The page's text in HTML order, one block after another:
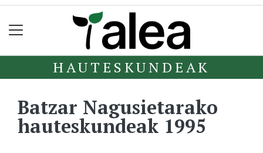
HAUTESKUNDEAK
Batzar Nagusietarako
hauteskundeak 1995